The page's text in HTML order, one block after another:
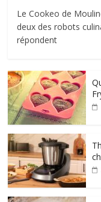
Le Cookeo de
deux des robots
répondent